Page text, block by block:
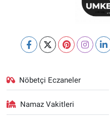
Nöbetçi Eczaneler
Namaz Vakitleri